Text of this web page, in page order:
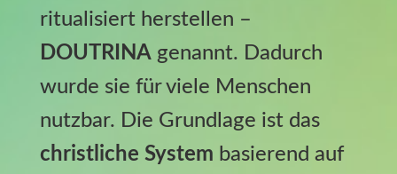
ritualisiert herstellen –
DOUTRINAgenannt. Dadurch
wurde sie für viele Menschen
nutzbar. Die Grundlage ist das
christliche System basierend auf